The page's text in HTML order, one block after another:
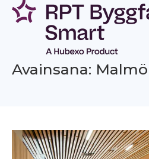
Siirry
sisältöön
Avainsana: